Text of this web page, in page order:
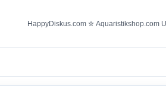
HappyDiskus.com ✮ Aquaristikshop.com